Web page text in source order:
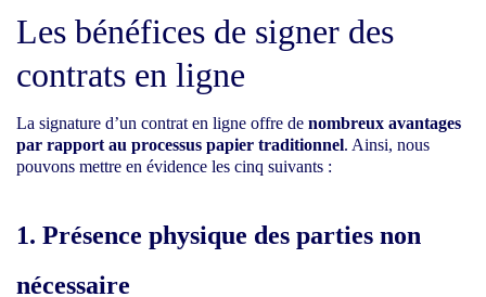
Les bénéfices de signer des
contrats en ligne
La signature d’un contrat en ligne offre de nombreux avantages
par rapport au processus papier traditionnel. Ainsi, nous
pouvons mettre en évidence les cinq suivants :
1. Présence physique des parties non
nécessaire